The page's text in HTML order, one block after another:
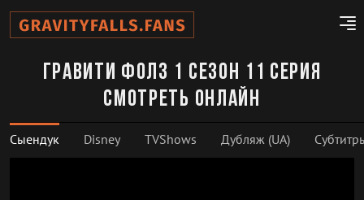
Гравити Фолз 1 сезон 11 серия
смотреть онлайн
Сыендук Disney TVShows Дубляж (UA)